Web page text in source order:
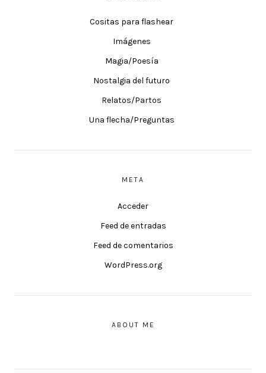
Cositas para flashear
Imágenes
Magia/Poesía
Nostalgia del futuro
Relatos/Partos
Una flecha/Preguntas
META
Acceder
Feed de entradas
Feed de comentarios
WordPress.org
ABOUT ME